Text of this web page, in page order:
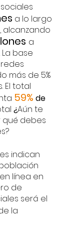
a lo largo
alcanzando
a
base
más de 5%
El total
59% de
¿Aún te
debes
indican
línea en
de
será el
la